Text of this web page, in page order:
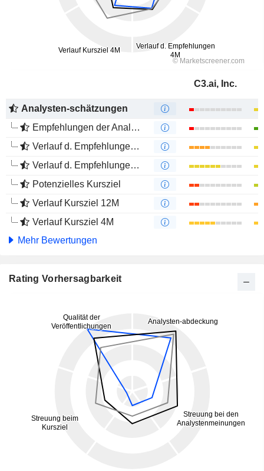
C3.ai, Inc.
Analysten-schätzungen
Empfehlungen der Analysten
Verlauf d. Empfehlungen 12M
Verlauf d. Empfehlungen 4M
Potenzielles Kursziel
Verlauf Kursziel 12M
Verlauf Kursziel 4M
Mehr Bewertungen
Rating Vorhersagbarkeit